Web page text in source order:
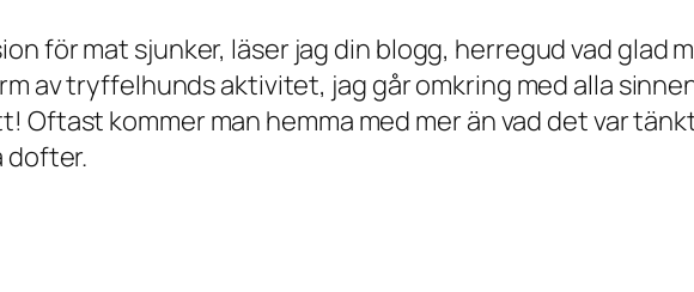
för mat sjunker, läser jag din blogg, herregud vad glad
av tryffelhunds aktivitet, jag går omkring med alla
Oftast kommer man hemma med mer än vad det var
dofter.